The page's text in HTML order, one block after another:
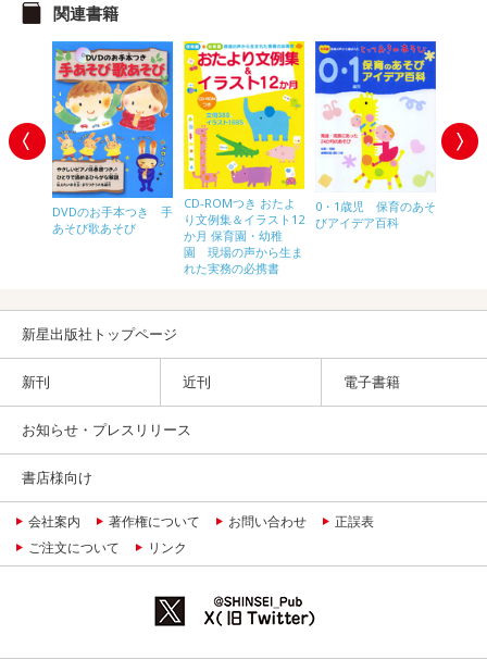
関連書籍
DVDのお手本つき 手
あそび歌あそび
CD-ROMつき おたよ
り文例集＆イラスト12
か月 保育園・幼稚
園 現場の声から生ま
れた実務の必携書
0・1歳児 保育のあそ
びアイデア百科
新星出版社トップページ
新刊 近刊 電子書籍
お知らせ・プレスリリース
書店様向け
会社案内 著作権について お問い合わせ
正誤表
ご注文について
リンク